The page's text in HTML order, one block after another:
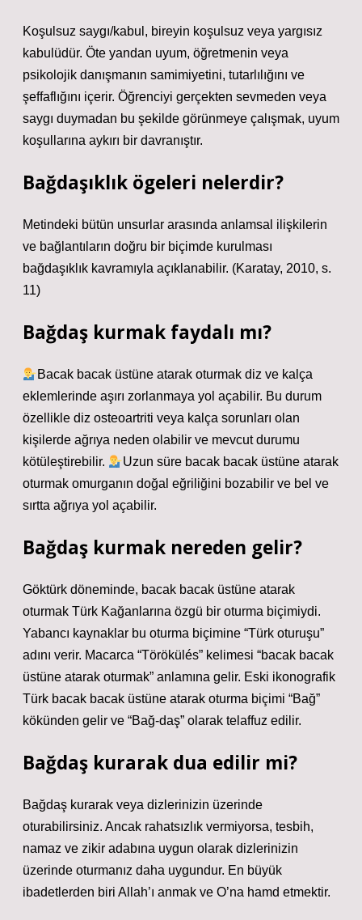
Koşulsuz saygı/kabul, bireyin koşulsuz veya yargısız
kabulüdür. Öte yandan uyum, öğretmenin veya
psikolojik danışmanın samimiyetini, tutarlılığını ve
şeffaflığını içerir. Öğrenciyi gerçekten sevmeden veya
saygı duymadan bu şekilde görünmeye çalışmak, uyum
koşullarına aykırı bir davranıştır.
Bağdaşıklık ögeleri nelerdir?
Metindeki bütün unsurlar arasında anlamsal ilişkilerin
ve bağlantıların doğru bir biçimde kurulması
bağdaşıklık kavramıyla açıklanabilir. (Karatay, 2010, s.
11)
Bağdaş kurmak faydalı mı?
Bacak bacak üstüne atarak oturmak diz ve kalça
eklemlerinde aşırı zorlanmaya yol açabilir. Bu durum
özellikle diz osteoartriti veya kalça sorunları olan
kişilerde ağrıya neden olabilir ve mevcut durumu
kötüleştirebilir.
Uzun süre bacak bacak üstüne atarak
oturmak omurganın doğal eğriliğini bozabilir ve bel ve
sırtta ağrıya yol açabilir.
Bağdaş kurmak nereden gelir?
Göktürk döneminde, bacak bacak üstüne atarak
oturmak Türk Kağanlarına özgü bir oturma biçimiydi.
Yabancı kaynaklar bu oturma biçimine “Türk oturuşu”
adını verir. Macarca “Törökülés” kelimesi “bacak bacak
üstüne atarak oturmak” anlamına gelir. Eski ikonografik
Türk bacak bacak üstüne atarak oturma biçimi “Bağ”
kökünden gelir ve “Bağ-daş” olarak telaffuz edilir.
Bağdaş kurarak dua edilir mi?
Bağdaş kurarak veya dizlerinizin üzerinde
oturabilirsiniz. Ancak rahatsızlık vermiyorsa, tesbih,
namaz ve zikir adabına uygun olarak dizlerinizin
üzerinde oturmanız daha uygundur. En büyük
ibadetlerden biri Allah’ı anmak ve O’na hamd etmektir.